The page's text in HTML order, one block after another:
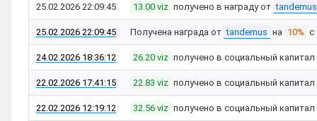
25.02.2026 22:09:45 13.00 viz получено в награду от tandemus
25.02.2026 22:09:45 Получена награда от tandemus на 10% с
24.02.2026 18:36:12 26.20 viz получено в социальный
22.02.2026 17:41:15 22.83 viz получено в социальный
22.02.2026 12:19:12 32.56 viz получено в социальный